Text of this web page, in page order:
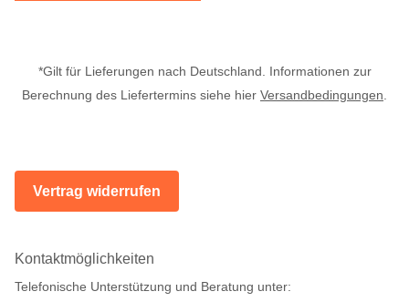
*Gilt für Lieferungen nach Deutschland. Informationen zur
Berechnung des Liefertermins siehe hier Versandbedingungen
Vertrag widerrufen
Kontaktmöglichkeiten
Telefonische Unterstützung und Beratung unter: